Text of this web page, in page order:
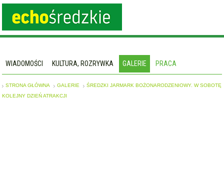
WIADOMOŚCI KULTURA, ROZRYWKA GALERIE PRACA
STRONA GŁÓWNA GALERIE
ŚREDZKI JARMARK BOŻONARODZENIOWY. W SOBOTĘ
KOLEJNY DZIEŃ ATRAKCJI